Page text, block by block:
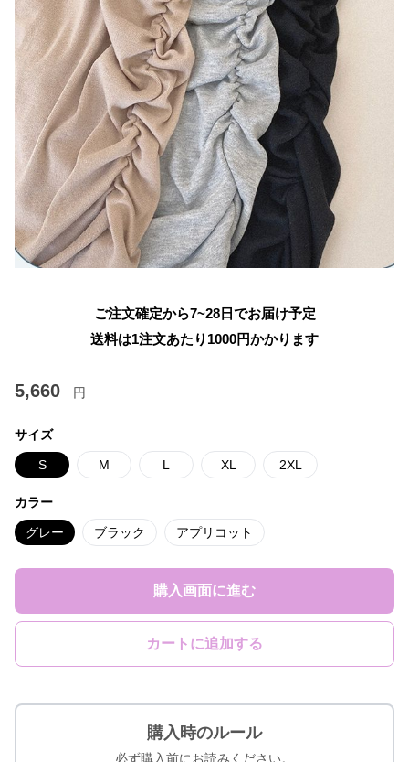
ご注文確定から7~28日でお届け予定
送料は1注文あたり 1000円かかります
5,660 円
サイズ
S M L XL 2XL
カラー
グレー ブラック アプリコット
購入画面に進む
カートに追加する
購入時のルール
必ず購入前にお読みください。